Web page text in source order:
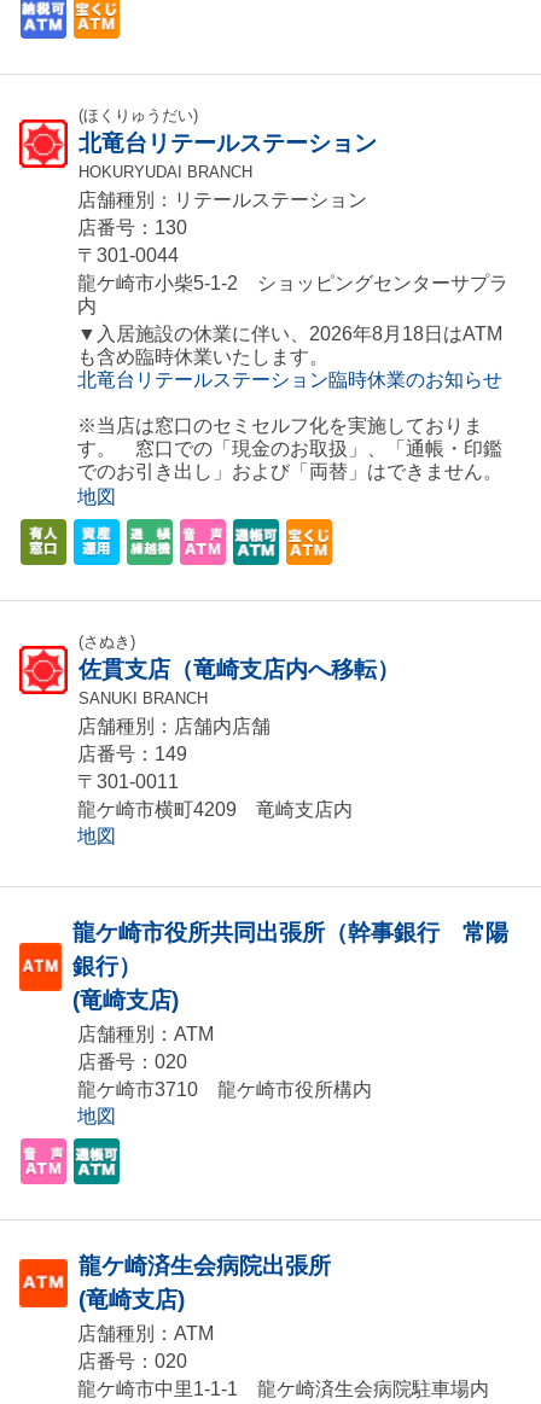
(ほくりゅうだい)
北竜台リテールステーション
HOKURYUDAI BRANCH
店舗種別：リテールステーション
店番号：130
〒301-0044
龍ケ崎市小柴5-1-2 ショッピングセンターサプラ
内
▼入居施設の休業に伴い、2026年8月18日はATM
も含め臨時休業いたします。
北竜台リテールステーション臨時休業のお知らせ
※当店は窓口のセミセルフ化を実施しておりま
す。 窓口での「現金のお取扱」、「通帳・印鑑
でのお引き出し」および「両替」はできません。
地図
(さぬき)
佐貫支店（竜崎支店内へ移転）
SANUKI BRANCH
店舗種別：店舗内店舗
店番号：149
〒301-0011
龍ケ崎市横町4209 竜崎支店内
地図
龍ケ崎市役所共同出張所（幹事銀行 常陽
銀行）
(竜崎支店)
店舗種別：ATM
店番号：020
龍ケ崎市3710 龍ケ崎市役所構内
地図
龍ケ崎済生会病院出張所
(竜崎支店)
店舗種別：ATM
店番号：020
龍ケ崎市中里1-1-1 龍ケ崎済生会病院駐車場内